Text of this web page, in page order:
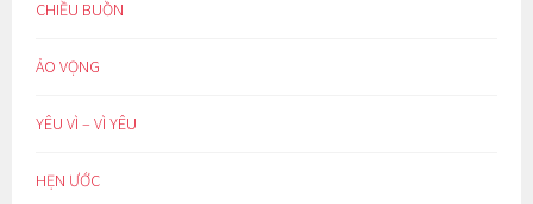
CHIỀU BUỒN
ẢO VỌNG
YÊU VÌ – VÌ YÊU
HẸN ƯỚC